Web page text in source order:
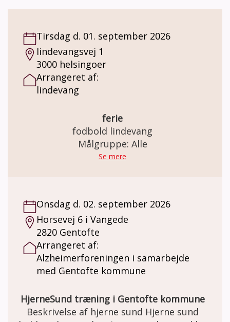
Tirsdag d. 01. september 2026
lindevangsvej 1
3000 helsingoer
Arrangeret af:
lindevang
ferie
fodbold lindevang
Målgruppe: Alle
Se mere
Onsdag d. 02. september 2026
Horsevej 6 i Vangede
2820 Gentofte
Arrangeret af:
Alzheimerforeningen i samarbejde
med Gentofte kommune
HjerneSund træning i Gentofte kommune
Beskrivelse af hjerne sund Hjerne sund